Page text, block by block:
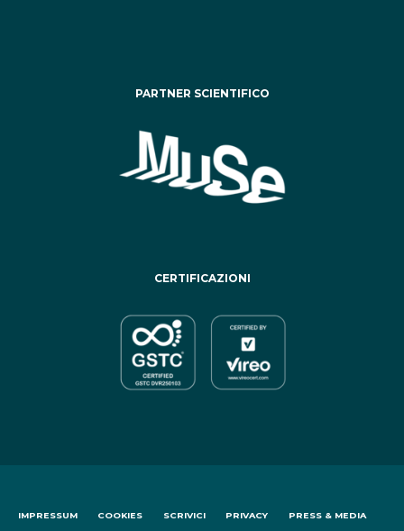
PARTNER SCIENTIFICO
CERTIFICAZIONI
IMPRESSUM COOKIES SCRIVICI PRIVACY PRESS & MEDIA